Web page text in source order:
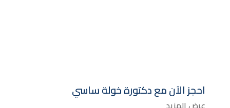
احجز الآن معدكتورةخولة ساسي